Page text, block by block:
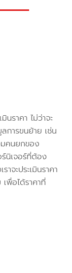
นราคา ไม่ว่าจะ
การขนย้าย เช่น
คนยกของ
นิเจอร์ที่ต้อง
จะประเมินราคา
พื่อได้ราคาที่